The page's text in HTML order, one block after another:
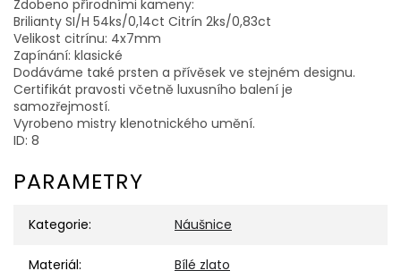
Zdobeno přírodními kameny:
Brilianty SI/H 54ks/0,14ct Citrín 2ks/0,83ct
Velikost citrínu: 4x7mm
Zapínání: klasické
Dodáváme také prsten a přívěsek ve stejném designu.
Certifikát pravosti včetně luxusního balení je
samozřejmostí.
Vyrobeno mistry klenotnického umění.
ID: 8
PARAMETRY
Kategorie: Náušnice
Materiál: Bílé zlato